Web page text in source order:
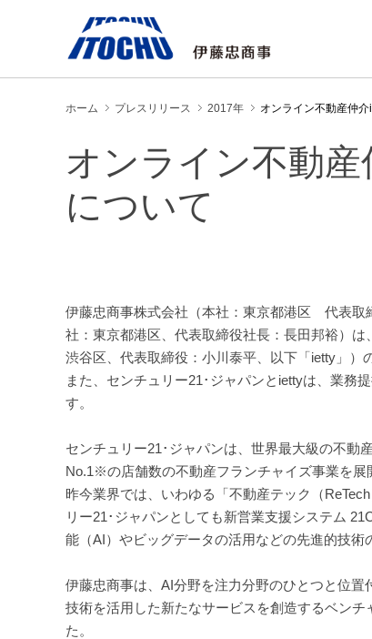
ホーム プレスリリース 2017年 オンライン不動産仲
オンライン不動
について
伊藤忠商事株式会社（本社：東京都港区 代表取
社：東京都港区、代表取締役社長：長田邦裕）
渋谷区、代表取締役：小川泰平、以下「ietty」）
また、センチュリー21･ジャパンとiettyは、業務
す。
センチュリー21･ジャパンは、世界最大級の不動
No.1※の店舗数の不動産フランチャイズ事業を展
昨今業界では、いわゆる「不動産テック（
リー21･ジャパンとしても新営業支援システム
能（AI）やビッグデータの活用などの先進的技術
伊藤忠商事は、AI分野を注力分野のひとつと位
技術を活用した新たなサービスを創造するベン
た。